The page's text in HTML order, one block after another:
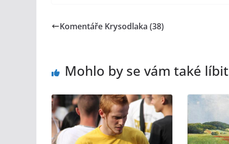
Komentáře Krysodlaka (38)
Mohlo by se vám také líbit